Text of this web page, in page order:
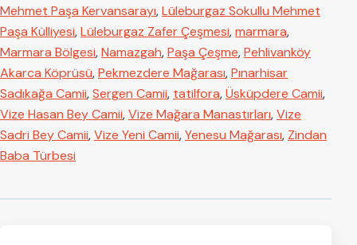
Mehmet Paşa Kervansarayı,Lüleburgaz Sokullu Mehmet
Paşa Külliyesi,Lüleburgaz Zafer Çeşmesi,marmara,
Marmara Bölgesi,Namazgah,Paşa Çeşme,Pehlivanköy
Akarca Köprüsü,Pekmezdere Mağarası,Pınarhisar
Sadıkağa Camii,Sergen Camii, tatilfora,Üsküpdere Camii,
Vize Hasan Bey Camii,Vize Mağara Manastırları,Vize
Sadri Bey Camii,Vize Yeni Camii,Yenesu Mağarası, Zindan
Baba Türbesi